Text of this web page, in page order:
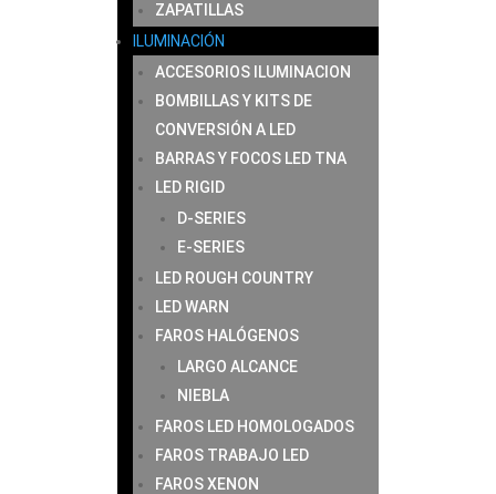
ZAPATILLAS
ILUMINACIÓN
ACCESORIOS ILUMINACION
BOMBILLAS Y KITS DE
CONVERSIÓN A LED
BARRAS Y FOCOS LED TNA
LED RIGID
D-SERIES
E-SERIES
LED ROUGH COUNTRY
LED WARN
FAROS HALÓGENOS
LARGO ALCANCE
NIEBLA
FAROS LED HOMOLOGADOS
FAROS TRABAJO LED
FAROS XENON